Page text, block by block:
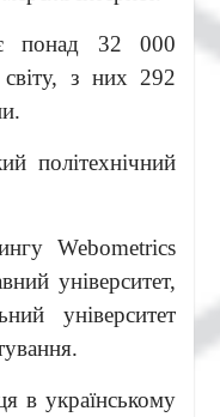
понад 32 000
світу, з них 292
політехнічний
Webometrics
університет,
університет
в українському